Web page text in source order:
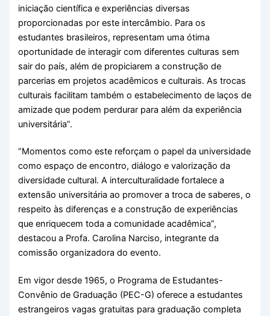
iniciação científica e experiências diversas
proporcionadas por este intercâmbio. Para os
estudantes brasileiros, representam uma ótima
oportunidade de interagir com diferentes culturas sem
sair do país, além de propiciarem a construção de
parcerias em projetos acadêmicos e culturais. As trocas
culturais facilitam também o estabelecimento de laços de
amizade que podem perdurar para além da experiência
universitária”.
“Momentos como este reforçam o papel da universidade
como espaço de encontro, diálogo e valorização da
diversidade cultural. A interculturalidade fortalece a
extensão universitária ao promover a troca de saberes, o
respeito às diferenças e a construção de experiências
que enriquecem toda a comunidade acadêmica”,
destacou a Profa. Carolina Narciso, integrante da
comissão organizadora do evento.
Em vigor desde 1965, o Programa de Estudantes-
Convênio de Graduação (PEC-G) oferece a estudantes
estrangeiros vagas gratuitas para graduação completa